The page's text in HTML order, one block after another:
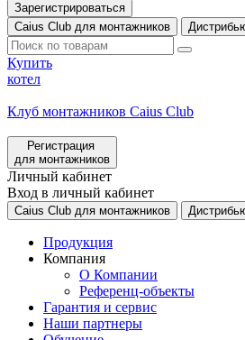
Зарегистрироваться
Caius Club для монтажников
Купить
котел
Клуб монтажников Caius Club
Регистрация
для монтажников
Личный кабинет
Вход в личный кабинет
Caius Club для монтажников
Продукция
Компания
О Компании
Референц-объекты
Гарантия и сервис
Наши партнеры